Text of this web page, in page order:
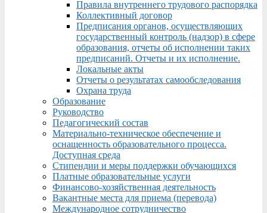
Правила внутреннего трудового распорядка
Коллективный договор
Предписания органов, осуществляющих
государственный контроль (надзор) в сфере
образования, отчеты об исполнении таких
предписаний. Отчеты и их исполнение.
Локальные акты
Отчеты о результатах самообследования
Охрана труда
Образование
Руководство
Педагогический состав
Материально-техническое обеспечение и
оснащенность образовательного процесса.
Доступная среда
Стипендии и меры поддержки обучающихся
Платные образовательные услуги
Финансово-хозяйственная деятельность
Вакантные места для приема (перевода)
Международное сотрудничество